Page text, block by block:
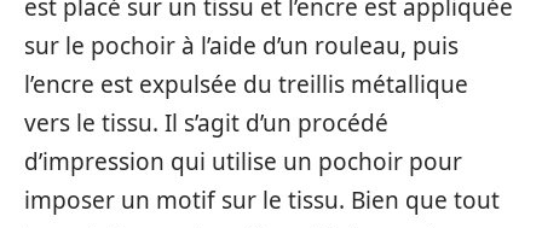
est placé sur un tissu et l’encre est appliquée
sur le pochoir à l’aide d’un rouleau, puis
l’encre est expulsée du treillis métallique
vers le tissu. Il s’agit d’un procédé
d’impression qui utilise un pochoir pour
imposer un motif sur le tissu. Bien que tout